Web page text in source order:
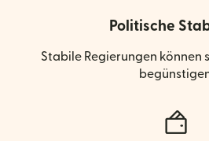
Politische
Stabile Regierungen können